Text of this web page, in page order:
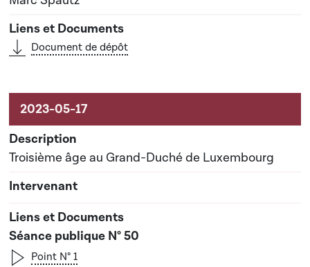
Document de dépôt
Troisième âge au Grand-Duché de Luxembourg
Séance publique N° 50
Point N° 1